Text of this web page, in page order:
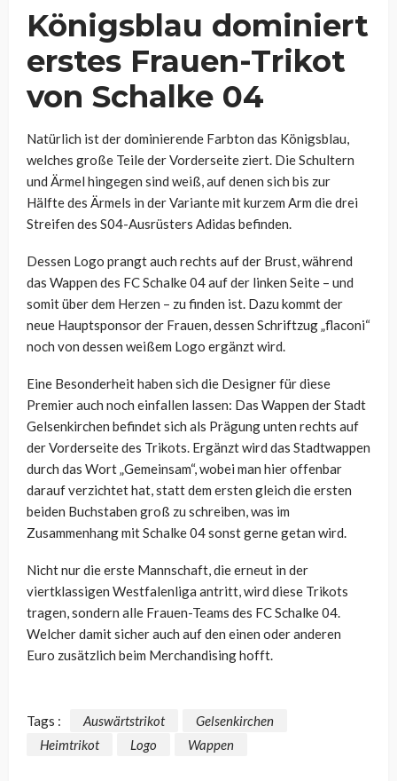
Königsblau dominiert
erstes Frauen-Trikot
von Schalke 04
Natürlich ist der dominierende Farbton das Königsblau,
welches große Teile der Vorderseite ziert. Die Schultern
und Ärmel hingegen sind weiß, auf denen sich bis zur
Hälfte des Ärmels in der Variante mit kurzem Arm die drei
Streifen des S04-Ausrüsters Adidas befinden.
Dessen Logo prangt auch rechts auf der Brust, während
das Wappen des FC Schalke 04 auf der linken Seite – und
somit über dem Herzen – zu finden ist. Dazu kommt der
neue Hauptsponsor der Frauen, dessen Schriftzug „flaconi“
noch von dessen weißem Logo ergänzt wird.
Eine Besonderheit haben sich die Designer für diese
Premier auch noch einfallen lassen: Das Wappen der Stadt
Gelsenkirchen befindet sich als Prägung unten rechts auf
der Vorderseite des Trikots. Ergänzt wird das Stadtwappen
durch das Wort „Gemeinsam“, wobei man hier offenbar
darauf verzichtet hat, statt dem ersten gleich die ersten
beiden Buchstaben groß zu schreiben, was im
Zusammenhang mit Schalke 04 sonst gerne getan wird.
Nicht nur die erste Mannschaft, die erneut in der
viertklassigen Westfalenliga antritt, wird diese Trikots
tragen, sondern alle Frauen-Teams des FC Schalke 04.
Welcher damit sicher auch auf den einen oder anderen
Euro zusätzlich beim Merchandising hofft.
Tags : Auswärtstrikot
Gelsenkirchen
Heimtrikot
Logo Wappen